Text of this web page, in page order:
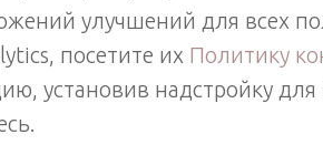
улучшений для всех
посетите их Политику
установив надстройку для